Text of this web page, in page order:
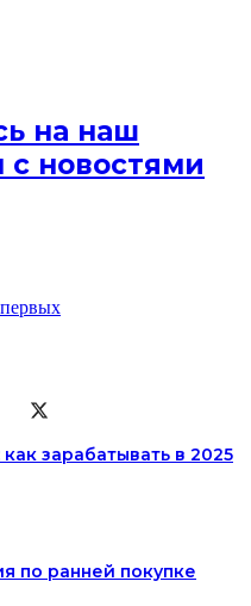
на наш
с новостями
зарабатывать в 2025
по ранней покупке